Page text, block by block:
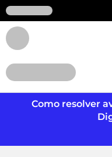
Como resolver